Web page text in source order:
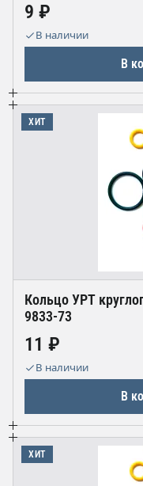
9 ₽
В наличии
В
ХИТ
Кольцо УРТ
9833-73
11 ₽
В наличии
В
ХИТ